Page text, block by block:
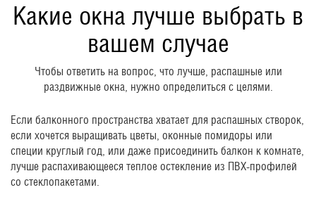
Какие окна лучше выбрать в
вашем случае
Чтобы ответить на вопрос, что лучше, распашные или
раздвижные окна, нужно определиться с целями.
Если балконного пространства хватает для распашных створок,
если хочется выращивать цветы, оконные помидоры или
специи круглый год, или даже присоединить балкон к комнате,
лучше распахивающееся теплое остекление из ПВХ-профилей
со стеклопакетами.